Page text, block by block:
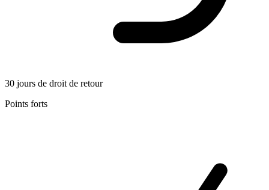
30 jours de droit de retour
Points forts